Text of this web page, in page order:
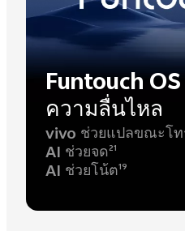
Funtouch
ความลื่นไหล
vivo ช่วยแปลขณะโ
AI ช่วยจด21
AI ช่วยโน้ต19